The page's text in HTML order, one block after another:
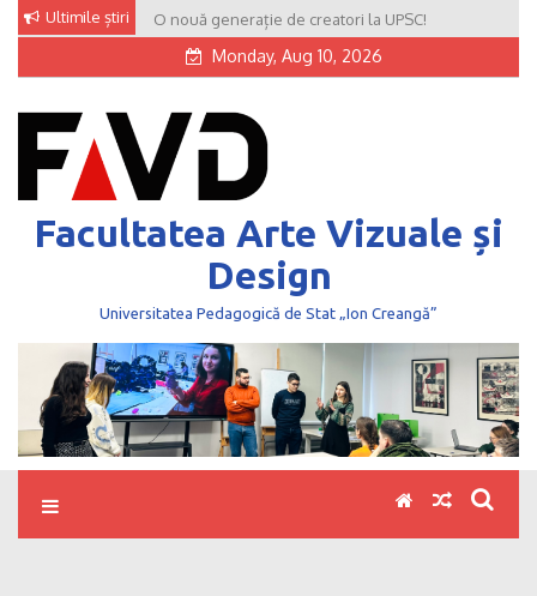
Skip
content
Ultimile știri O nouă generație de creatori la UPSC!
Monday, Aug 10, 2026
Facultatea Arte Vizuale și
Design
Universitatea Pedagogică de Stat „Ion Creangă”